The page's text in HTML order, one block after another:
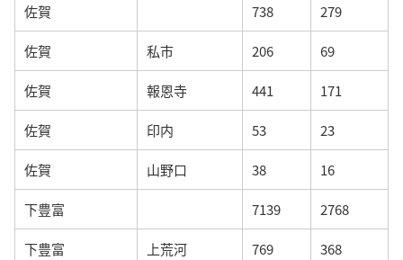
佐賀 738 279
佐賀 私市 206 69
佐賀 報恩寺 441 171
佐賀 印内 53 23
佐賀 山野口 38 16
下豊富 7139 2768
下豊富 上荒河 769 368